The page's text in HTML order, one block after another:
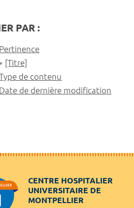
PAR :
Pertinence
[Titre]
de contenu
Date de dernière modification
CENTRE HOSPITALIER
UNIVERSITAIRE DE
MONTPELLIER